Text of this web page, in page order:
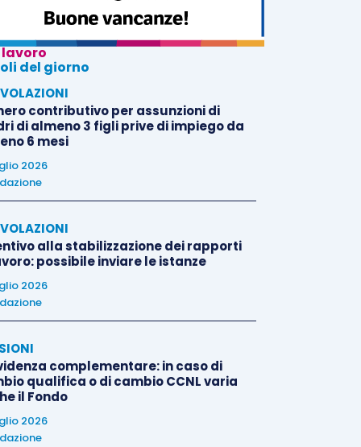
lavoro
del giorno
contributivo per assunzioni di
di almeno 3 figli prive di impiego da
6 mesi
2026
alla stabilizzazione dei rapporti
possibile inviare le istanze
2026
complementare: in caso di
qualifica o di cambio CCNL varia
il Fondo
2026